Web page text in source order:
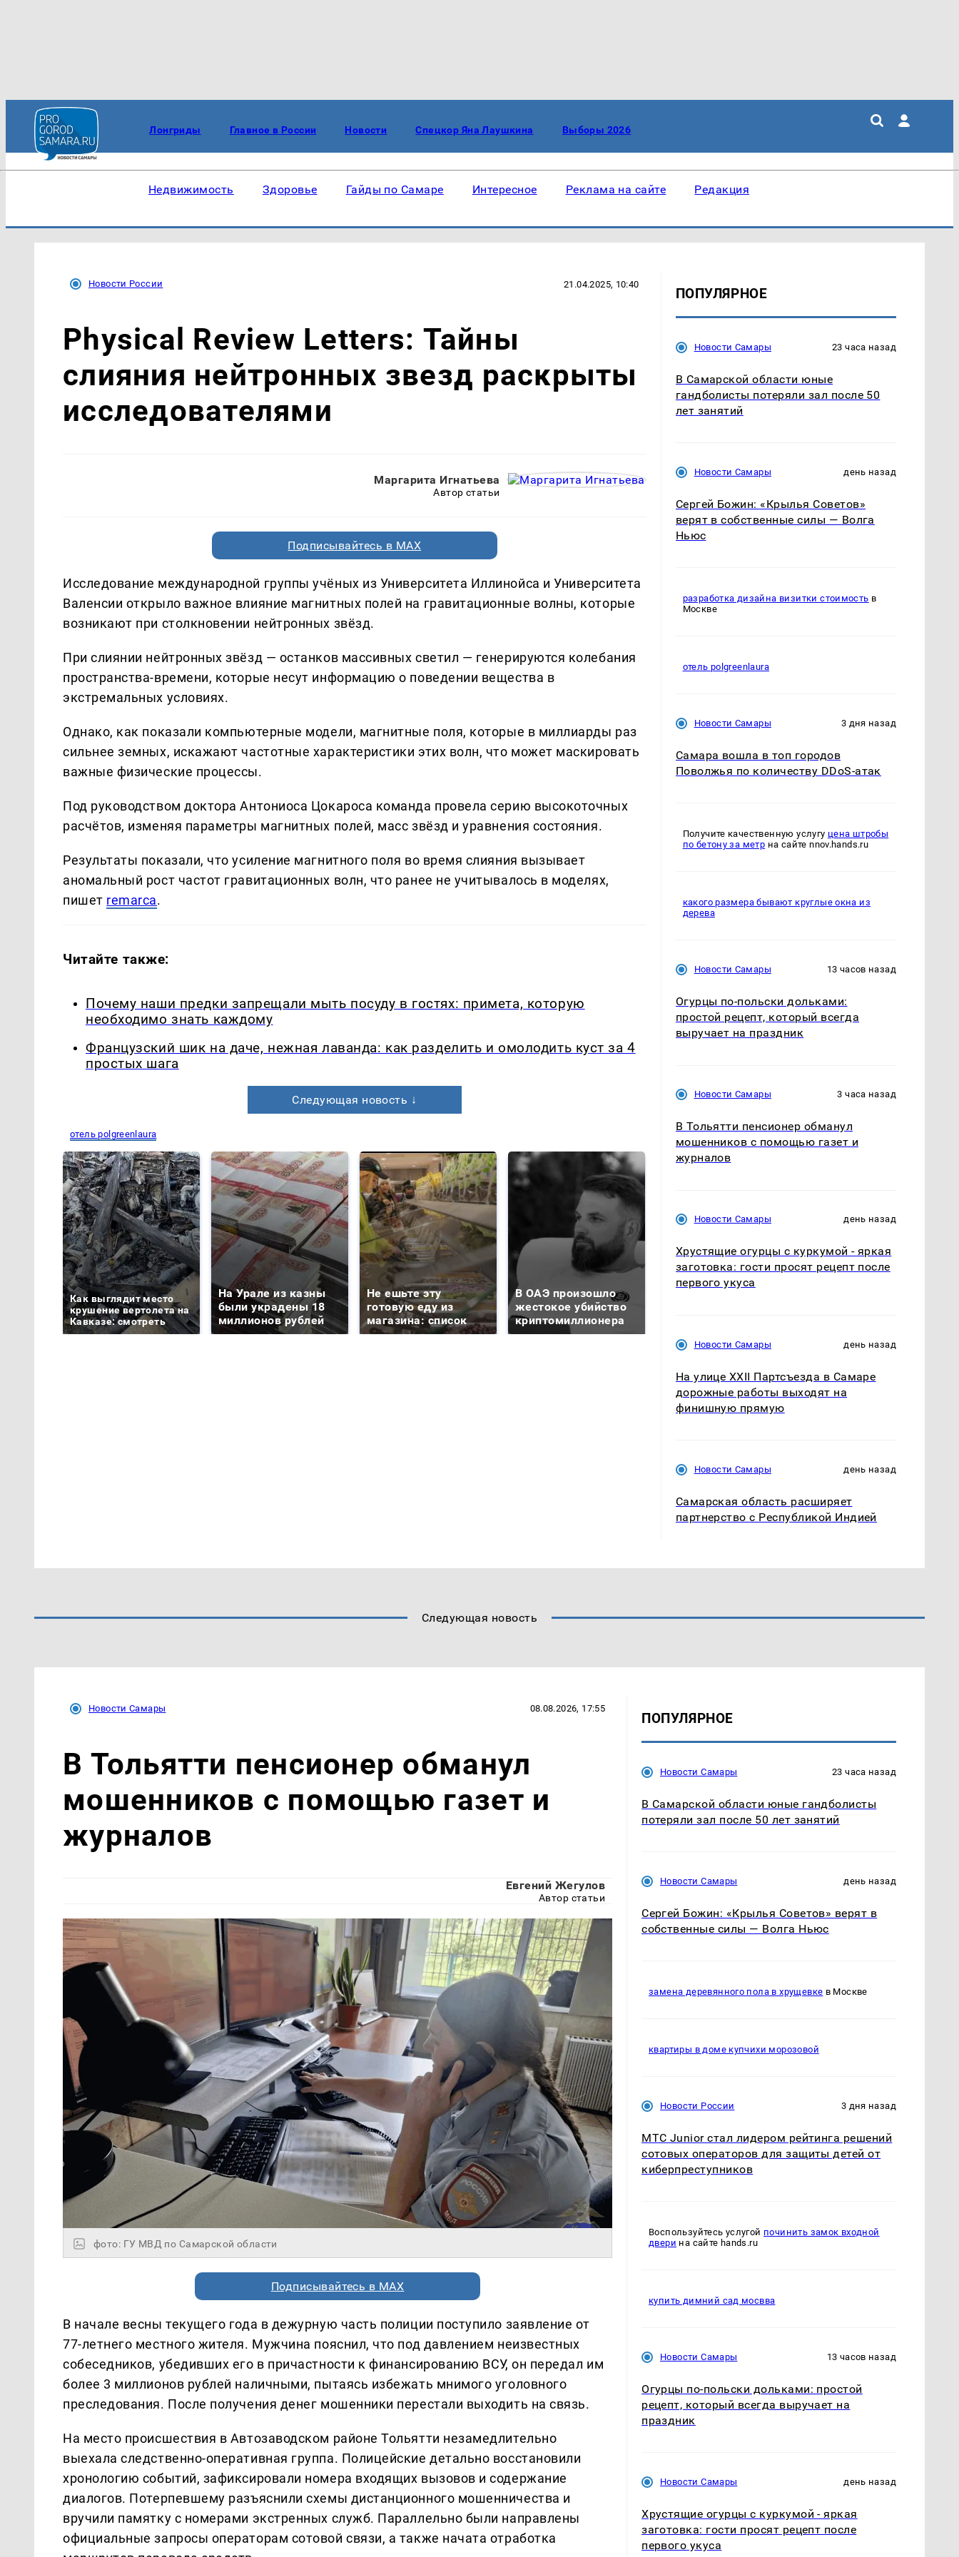
Лонгриды Главное в России Новости Спецкор Яна Лаушкина Выборы 2026
Недвижимость Здоровье Гайды по Самаре Интересное Реклама на сайте Редакция
Новости России 21.04.2025, 10:40
Physical Review Letters: Тайны
слияния нейтронных звезд раскрыты
исследователями
Маргарита Игнатьева
Автор статьи
Подписывайтесь в MAX
Исследование международной группы учёных из Университета Иллинойса и Университета
Валенсии открыло важное влияние магнитных полей на гравитационные волны, которые
возникают при столкновении нейтронных звёзд.
При слиянии нейтронных звёзд — останков массивных светил — генерируются колебания
пространства-времени, которые несут информацию о поведении вещества в
экстремальных условиях.
Однако, как показали компьютерные модели, магнитные поля, которые в миллиарды раз
сильнее земных, искажают частотные характеристики этих волн, что может маскировать
важные физические процессы.
Под руководством доктора Антониоса Цокароса команда провела серию высокоточных
расчётов, изменяя параметры магнитных полей, масс звёзд и уравнения состояния.
Результаты показали, что усиление магнитного поля во время слияния вызывает
аномальный рост частот гравитационных волн, что ранее не учитывалось в моделях,
пишет remarca.
Читайте также:
Почему наши предки запрещали мыть посуду в гостях: примета, которую
необходимо знать каждому
Французский шик на даче, нежная лаванда: как разделить и омолодить куст за 4
простых шага
Следующая новость ↓
отель polgreenlaura
Как выглядит место
крушение вертолета на
Кавказе: смотреть
На Урале из казны
были украдены 18
миллионов рублей
Не ешьте эту
готовую еду из
магазина: список
В ОАЭ произошло
жестокое убийство
криптомиллионера
ПОПУЛЯРНОЕ
Новости Самары 23 часа назад
В Самарской области юные
гандболисты потеряли зал после 50
лет занятий
Новости Самары день назад
Сергей Божин: «Крылья Советов»
верят в собственные силы — Волга
Ньюс
разработка дизайна визитки стоимость в
Москве
отель polgreenlaura
Новости Самары 3 дня назад
Самара вошла в топ городов
Поволжья по количеству DDoS-атак
Получите качественную услугу цена штробы
по бетону за метр на сайте nnov.hands.ru
какого размера бывают круглые окна из
дерева
Новости Самары 13 часов назад
Огурцы по‑польски дольками:
простой рецепт, который всегда
выручает на праздник
Новости Самары 3 часа назад
В Тольятти пенсионер обманул
мошенников с помощью газет и
журналов
Новости Самары день назад
Хрустящие огурцы с куркумой - яркая
заготовка: гости просят рецепт после
первого укуса
Новости Самары день назад
На улице XXII Партсъезда в Самаре
дорожные работы выходят на
финишную прямую
Новости Самары день назад
Самарская область расширяет
партнерство с Республикой Индией
Следующая новость
Новости Самары 08.08.2026, 17:55
В Тольятти пенсионер обманул
мошенников с помощью газет и
журналов
Евгений Жегулов
Автор статьи
фото: ГУ МВД по Самарской области
Подписывайтесь в MAX
В начале весны текущего года в дежурную часть полиции поступило заявление от
77-летнего местного жителя. Мужчина пояснил, что под давлением неизвестных
собеседников, убедивших его в причастности к финансированию ВСУ, он передал им
более 3 миллионов рублей наличными, пытаясь избежать мнимого уголовного
преследования. После получения денег мошенники перестали выходить на связь.
На место происшествия в Автозаводском районе Тольятти незамедлительно
выехала следственно-оперативная группа. Полицейские детально восстановили
хронологию событий, зафиксировали номера входящих вызовов и содержание
диалогов. Потерпевшему разъяснили схемы дистанционного мошенничества и
вручили памятку с номерами экстренных служб. Параллельно были направлены
официальные запросы операторам сотовой связи, а также начата отработка
ПОПУЛЯРНОЕ
Новости Самары 23 часа назад
В Самарской области юные гандболисты
потеряли зал после 50 лет занятий
Новости Самары день назад
Сергей Божин: «Крылья Советов» верят в
собственные силы — Волга Ньюс
замена деревянного пола в хрущевке в Москве
квартиры в доме купчихи морозовой
Новости России 3 дня назад
МТС Junior стал лидером рейтинга решений
сотовых операторов для защиты детей от
киберпреступников
Воспользуйтесь услугой починить замок входной
двери на сайте hands.ru
купить димний сад мосвва
Новости Самары 13 часов назад
Огурцы по‑польски дольками: простой
рецепт, который всегда выручает на
праздник
Новости Самары день назад
Хрустящие огурцы с куркумой - яркая
заготовка: гости просят рецепт после
первого укуса